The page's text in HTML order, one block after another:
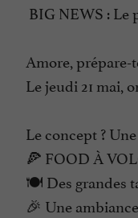
BIG NEWS :
Amore, prépare-
Le jeudi 21 mai,
Le concept ?
🍕 FOOD À
🍽️ Des grandes
🎉 Une